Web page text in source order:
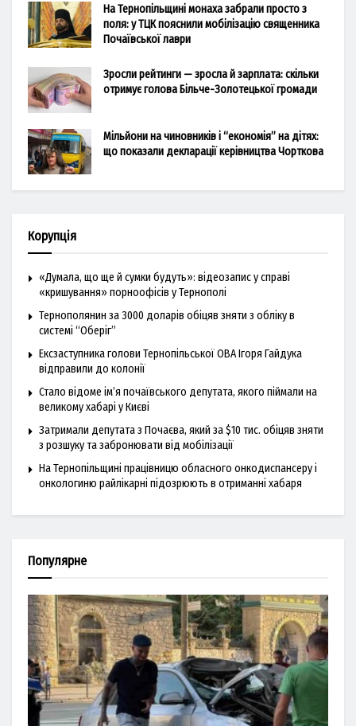
На Тернопільщині монаха забрали просто з
поля: у ТЦК пояснили мобілізацію священника
Почаївської лаври
Зросли рейтинги — зросла й зарплата: скільки
отримує голова Більче-Золотецької громади
Мільйони на чиновників і “економія” на дітях:
що показали декларації керівництва Чорткова
Корупція
«Думала, що ще й сумки будуть»: відеозапис у справі
«кришування» порноофісів у Тернополі
Тернополянин за 3000 доларів обіцяв зняти з обліку в
системі “Оберіг”
Ексзаступника голови Тернопільської ОВА Ігоря Гайдука
відправили до колонії
Стало відоме ім’я почаївського депутата, якого піймали на
великому хабарі у Києві
Затримали депутата з Почаєва, який за $10 тис. обіцяв зняти
з розшуку та забронювати від мобілізації
На Тернопільщині працівницю обласного онкодиспансеру і
онкологиню райлікарні підозрюють в отриманні хабаря
Популярне